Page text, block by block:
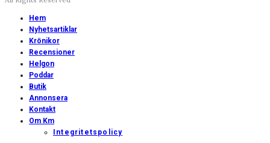
Hem
Nyhetsartiklar
Krönikor
Recensioner
Helgon
Poddar
Butik
Annonsera
Kontakt
Om Km
Integritetspolicy